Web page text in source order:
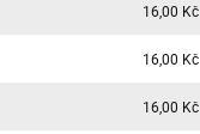
16,00 Kč
16,00 Kč
16,00 Kč